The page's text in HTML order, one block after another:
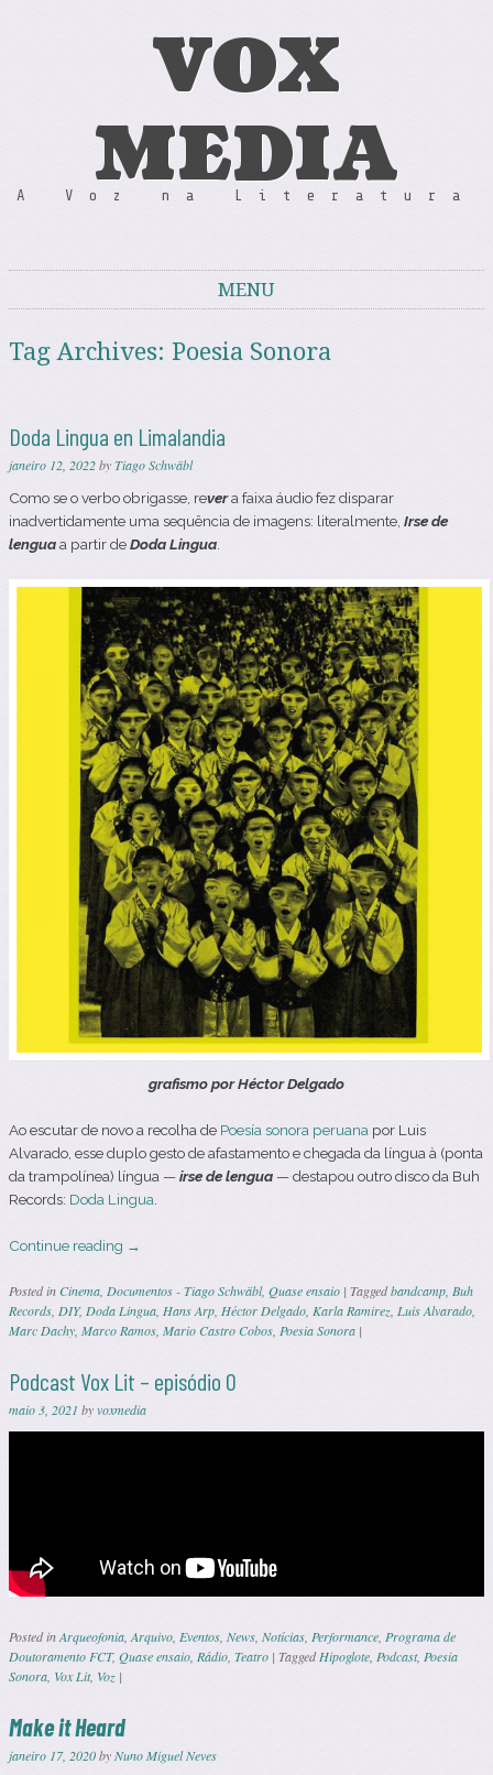
VOX
MEDIA
A Voz na Literatura
MENU
Tag Archives: Poesia Sonora
Doda Lingua en Limalandia
janeiro 12, 2022byTiago Schwäbl
Como se o verbo obrigasse, revera faixa áudio fez disparar
inadvertidamente uma sequência de imagens: literalmente, Irse de
lenguaa partir deDoda Lingua
grafismo por Héctor Delgado
Ao escutar de novo a recolha de Poesía sonora peruana por Luis
Alvarado, esse duplo gesto de afastamento e chegada da língua à (ponta
da trampolínea) língua —irse de lengua — destapou outro disco da Buh
Records: Doda Lingua
Continue reading →
Posted inCinema, Documentos - Tiago Schwäbl, Quase ensaio | Taggedbandcamp, Buh
Records, DIY, Doda Lingua, Hans Arp, Héctor Delgado, Karla Ramirez, Luis Alvarado,
Marc Dachy, Marco Ramos, Mario Castro Cobos, Poesia Sonora |
Podcast Vox Lit – episódio 0
maio 3, 2021 byvoxmedia
Posted inArqueofonia Arquivo Eventos News Notícias Performance Programa de
Doutoramento FCT, Quase ensaio Rádio Teatro | TaggedHipoglote Podcast, Poesia
Sonora Vox Lit, Voz |
Make it Heard
janeiro 17, 2020byNuno Miguel Neves